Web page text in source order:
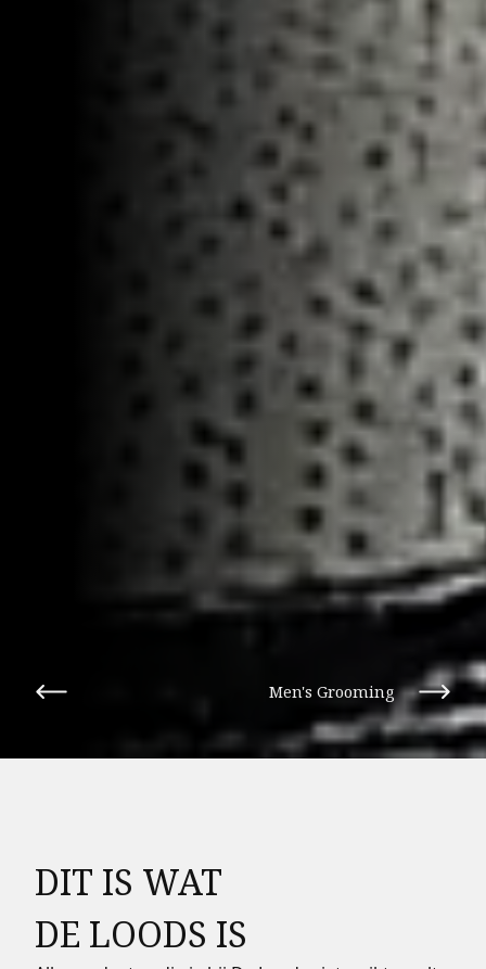
Men's Grooming
DIT IS WAT
DE LOODS IS